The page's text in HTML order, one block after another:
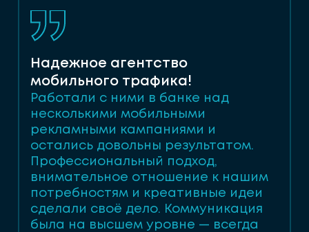
Надежное агентство
мобильного трафика!
Работали с ними в банке над
несколькими мобильными
рекламными кампаниями и
остались довольны результатом.
Профессиональный подход,
внимательное отношение к нашим
потребностям и креативные идеи
сделали своё дело. Коммуникация
была на высшем уровне — всегда